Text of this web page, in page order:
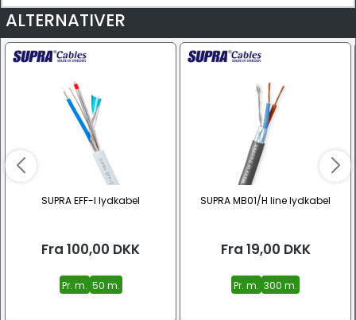
ALTERNATIVER
SUPRA EFF-I lydkabel
Fra 100,00 DKK
Pr. m. 50 m.
SUPRA MB01/H line lydkabel
Fra 19,00 DKK
Pr. m. 300 m.